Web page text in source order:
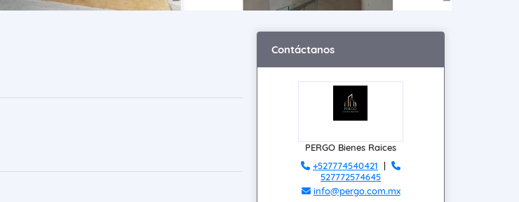
Contáctanos
PERGO Bienes Raices
+527774540421 |
527772574645
info@pergo.com.mx